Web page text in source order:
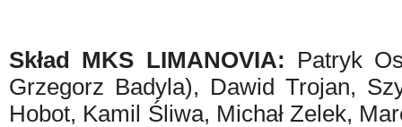
Skład MKS LIMANOVIA: Patryk
Grzegorz Badyla), Dawid Trojan,
Hobot, Kamil Śliwa, Michał Zelek,